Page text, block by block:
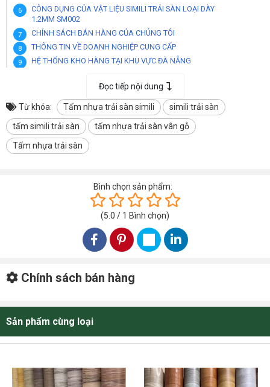
CÔNG DỤNG CỦA VẬT LIỆU SIMILI TRẢI SÀN LOẠI DÀY
1.2MM SM002
CHÍNH SÁCH BÁN HÀNG CỦA CHÚNG TÔI
THÔNG TIN VỀ DOANH NGHIỆP CUNG CẤP
HỆ THỐNG KHO HÀNG TẠI KHU VỰC ĐÀ NẴNG
HỆ THỐNG KHO HÀNG TẠI KHU VỰC HÀ NỘI
HỆ THỐNG KHO HÀNG TẠI KHU VỰC THANH HOÁ
HỆ THỐNG KHO TẠI KHU VỰC THÀNH PHỐ CẦN THƠ
HỆ THỐNG KHO TẠI TÂY NGUYÊN BUÔN MA THUỘT ĐẮK LẮK
HỆ THỐNG KHO TẠI KHU VỰC NHA TRANG KHÁNH HOÀ
Đọc tiếp nội dung
Từ khóa: Tấm nhựa trải sàn simili
simili trải sàn
tấm simili trải sàn
tấm nhựa trải sàn vân gỗ
Tấm nhựa trải sàn
Bình chọn sản phẩm:
(5.0 / 1 Bình chọn)
Chính sách bán hàng
Sản phẩm cùng loại